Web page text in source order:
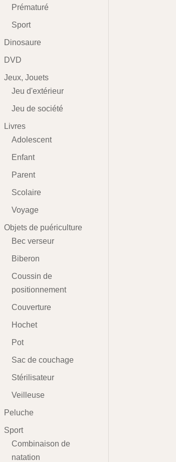
Prématuré
Sport
Dinosaure
DVD
Jeux, Jouets
Jeu d'extérieur
Jeu de société
Livres
Adolescent
Enfant
Parent
Scolaire
Voyage
Objets de puériculture
Bec verseur
Biberon
Coussin de
positionnement
Couverture
Hochet
Pot
Sac de couchage
Stérilisateur
Veilleuse
Peluche
Sport
Combinaison de
natation